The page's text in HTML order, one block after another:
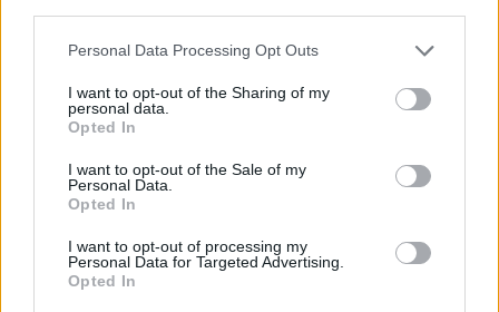
Personal Data Processing Opt Outs
I want to opt-out of the Sharing of my
personal data.
Opted In
I want to opt-out of the Sale of my
Personal Data.
Opted In
I want to opt-out of processing my
Personal Data for Targeted Advertising.
Opted In
FACES Trend-Report: Die Top 13 Menswear-Trends für
Frühling/Sommer 2027